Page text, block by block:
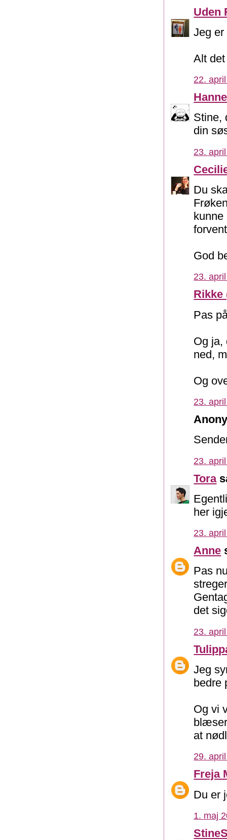
Uden
Jeg er
Alt
22.
Hanne
Stine,
din
23.
Du
kunne
God
23.
Rikke
Pas
Og ja,
ned,
Og
23.
23.
Tora
her
23.
Anne
Pas
det
23.
Jeg
bedre
Og vi
at
29.
Freja
Du er
1. maj